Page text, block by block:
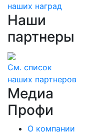
наших наград
Наши
партнеры
См. список
наших партнеров
Медиа
Профи
О компании